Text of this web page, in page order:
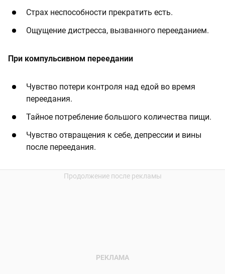
Страх неспособности прекратить есть.
Ощущение дистресса, вызванного перееданием.
При компульсивном переедании
Чувство потери контроля над едой во время
переедания.
Тайное потребление большого количества пищи.
Чувство отвращения к себе, депрессии и вины
после переедания.